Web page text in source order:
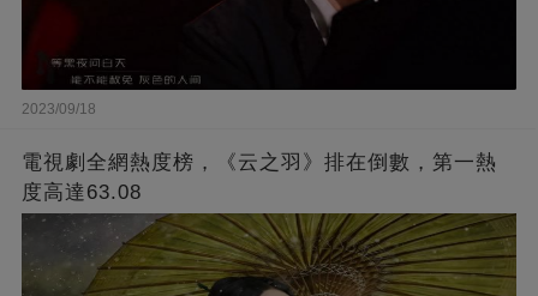
2023/09/18
電視劇全網熱度榜，《云之羽》排在倒數，第一熱
度高達63.08